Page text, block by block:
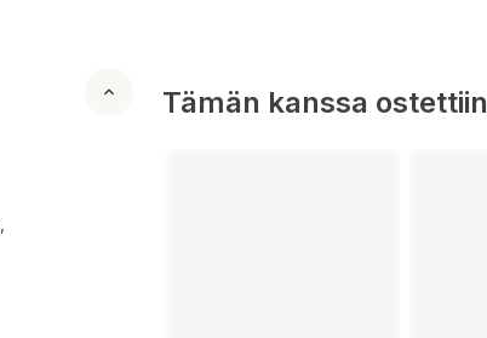
Tämän kanssa ostettiin